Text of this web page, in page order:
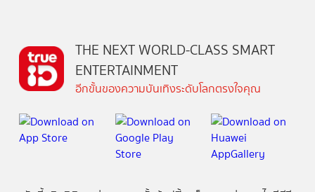
THE NEXT WORLD-CLASS SMART
ENTERTAINMENT
อีกขั้นของความบันเทิงระดับโลกตรงใจคุณ